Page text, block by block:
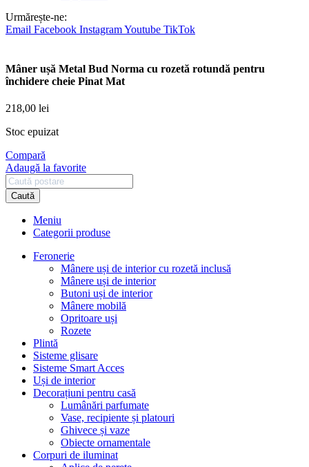
Urmărește-ne:
Email Facebook InstagramYoutube TikTok
Mâner ușă Metal Bud Norma cu rozetă rotundă pentru
închidere cheie Pinat Mat
218,00 lei
Stoc epuizat
Compară
Adaugă la favorite
Caută
Meniu
Categorii produse
Feronerie
Mânere uși de interior cu rozetă inclusă
Mânere uși de interior
Butoni uși de interior
Mânere mobilă
Opritoare uși
Rozete
Plintă
Sisteme glisare
Sisteme Smart Acces
Uși de interior
Decorațiuni pentru casă
Lumânări parfumate
Vase, recipiente și platouri
Ghivece și vaze
Obiecte ornamentale
Corpuri de iluminat